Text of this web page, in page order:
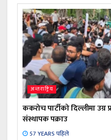
अन्तराष्ट्रिय
ककरोच पार्टीको दिल्लीमा
संस्थापक पक्राउ
57 YEARS पहिले